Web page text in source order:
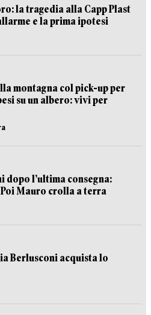
la tragedia alla Capp Plast
e la prima ipotesi
montagna col pick-up per
su un albero: vivi per
dopo l’ultima consegna:
Poi Mauro crolla a terra
Berlusconi acquista lo